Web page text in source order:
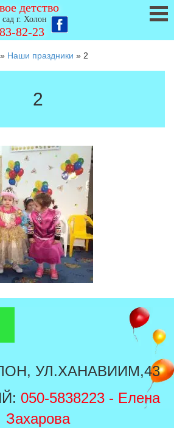
детство
г. Холон
82-23
» Наши праздники » 2
2
УЛ.ХАНАВИИМ,43
050-5838223 - Елена
Захарова